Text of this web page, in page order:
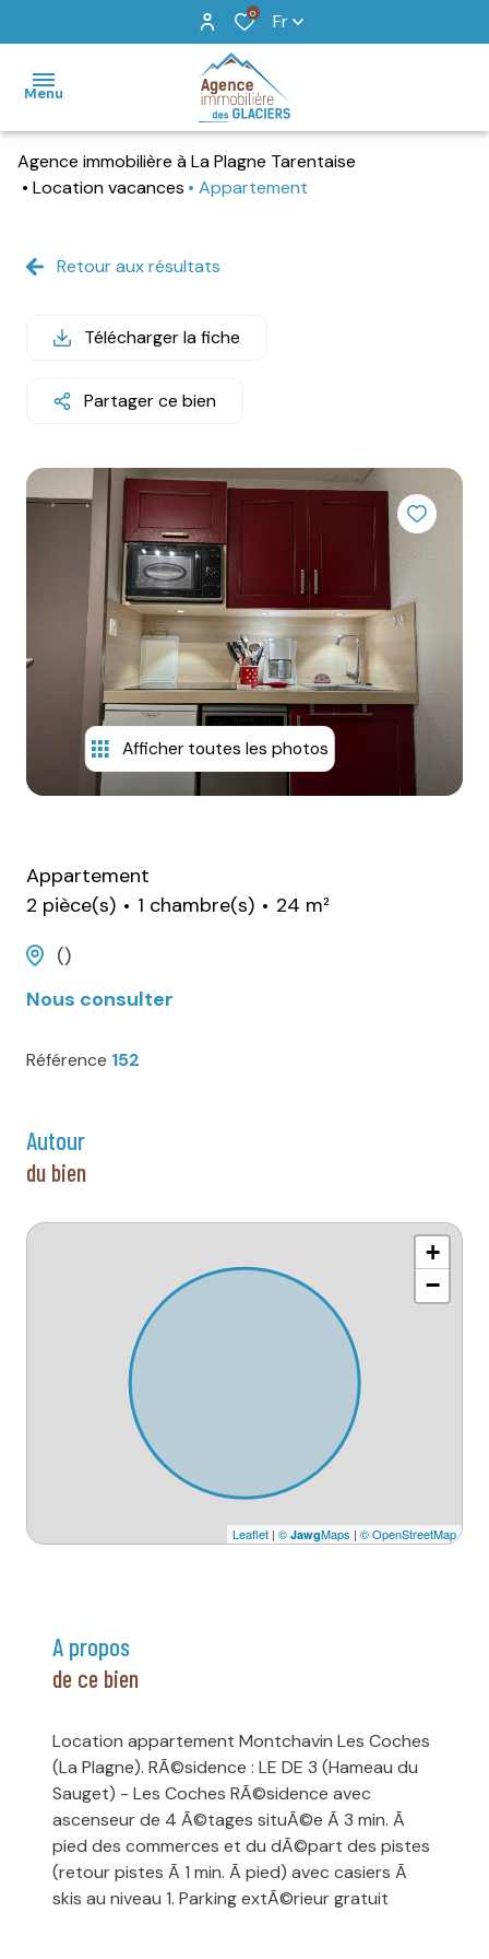
0 Fr
Menu
accueil
de
vente
détaillée
agence
alerte
estimation
contact
Agence immobilière à La Plagne Tarentaise
Location vacances
Appartement
Retour aux résultats
Télécharger la fiche
Partager ce bien
Afficher toutes les photos
Appartement
2 pièce(s)
1 chambre(s)
24 m²
()
Nous consulter
Référence 152
autour
du bien
+
−
Leaflet | © JawgMaps | © OpenStreetMap
a propos
de ce bien
Location appartement Montchavin Les Coches
(La Plagne). RÃ©sidence : LE DE 3 (Hameau du
Sauget) - Les Coches RÃ©sidence avec
ascenseur de 4 Ã©tages situÃ©e Ã 3 min. Ã
pied des commerces et du dÃ©part des pistes
(retour pistes Ã 1 min. Ã pied) avec casiers Ã
skis au niveau 1. Parking extÃ©rieur gratuit